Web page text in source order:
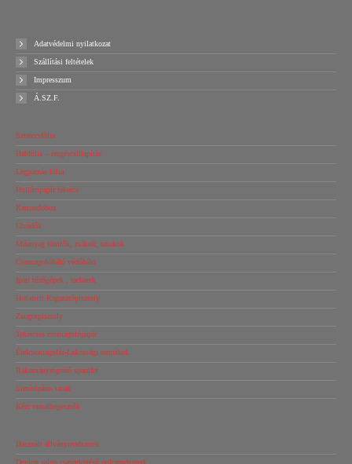
Adatvédelmi nyilatkozat
Szállítási feltételek
Impresszum
Á.SZ.F.
Sztreccsfólia
Habfólia – rezgéscsillapítás
Légpárnás fólia
Hullámpapír tekercs
Kartondoboz
Élvédők
Műanyag tömlők, zsákok, tasakok
Csomagolóháló védőháló
Ipari tűzőgépek , tackerek
Hot-melt Ragasztópisztoly
Zsugorpisztoly
Tekercses csomagolópapír
Ételcsomagolás-Lakossági termékek
Rakományrögzítő spanifer
Simítózáras tasak
Kézi vonalhegesztők
Használt állványrendszerek
Dexion salgo csavarkötésű polcrendszerek